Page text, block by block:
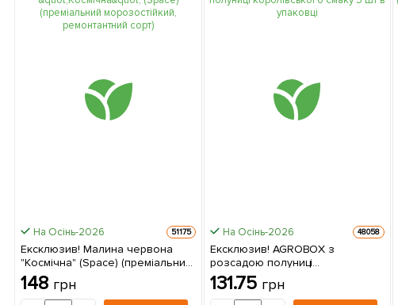
На Осінь-2026 51175
Ексклюзив! Малина червона
"Космічна" (Space) (преміальний
морозостійкий, ремонтантний
сорт)
148 грн
На Осінь-2026 48058
Ексклюзив! AGROBOX з
розсадою полуниці
королівського смаку 5 шт в
упаковці
131.75 грн